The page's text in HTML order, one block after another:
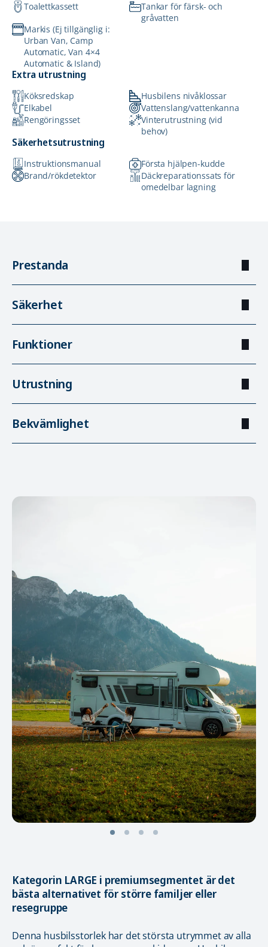
Toalettkassett
Tankar för färsk- och
gråvatten
Markis (Ej tillgänglig i:
Urban Van, Camp
Automatic, Van 4×4
Automatic & Island)
Extra utrustning
Köksredskap
Husbilens nivåklossar
Elkabel
Vattenslang/vattenkanna
Rengöringsset
Vinterutrustning (vid
behov)
Säkerhetsutrustning
Instruktionsmanual
Första hjälpen-kudde
Brand/rökdetektor
Däckreparationssats för
omedelbar lagning
Prestanda
Säkerhet
Funktioner
Utrustning
Bekvämlighet
Kategorin LARGE i premiumsegmentet är det
bästa alternativet för större familjer eller
resegruppe
Denna husbilsstorlek har det största utrymmet av alla